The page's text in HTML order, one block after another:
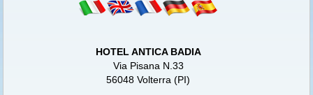
HOTEL ANTICA BADIA
Via Pisana N.33
56048 Volterra (PI)